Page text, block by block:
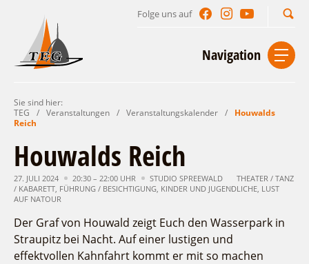
Folge uns auf
Navigation
Start Kontakt
Urlaub im Leichhardt Land
Reisegebiet
Lieblingsorte
Per Rad
Sehenswertes
Naturlehrpfad Ludwig Leichhardt
Unterkünfte finden
Gastgeberverzeichnis
Gastronomie
Camping
Ferienhaus- und Campingpark „Ludwig
Leichhardt“
Veranstaltungen
Sie sind hier:
TEG
/ Veranstaltungen / Veranstaltungskalender /
Houwalds
Reich
Houwalds Reich
27. JULI 2024 20:30 – 22:00 UHR STUDIO SPREEWALD
THEATER / TANZ
/ KABARETT, FÜHRUNG / BESICHTIGUNG, KINDER UND JUGENDLICHE, LUST
AUF NATOUR
Der Graf von Houwald zeigt Euch den Wasserpark in
Straupitz bei Nacht. Auf einer lustigen und
effektvollen Kahnfahrt kommt er mit so machen